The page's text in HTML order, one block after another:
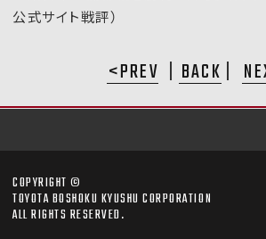
公式サイト戦評）
PREV BACK
COPYRIGHT ©
TOYOTA BOSHOKU KYUSHU CORPORATION
ALL RIGHTS RESERVED.